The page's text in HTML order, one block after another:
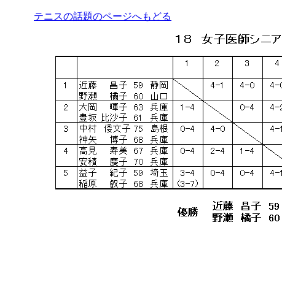
テニスの話題のページへもどる